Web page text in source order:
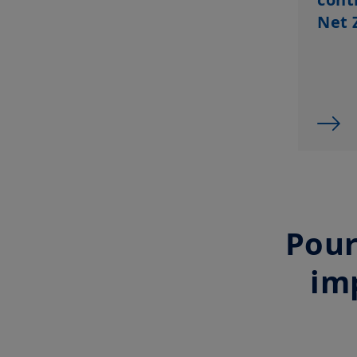
Net